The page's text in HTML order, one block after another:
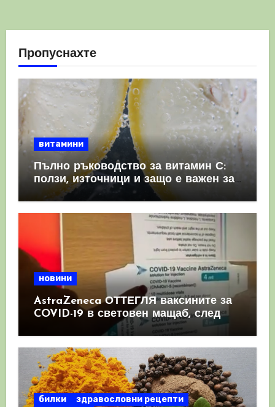
Пропуснахте
витамини
Пълно ръководство за витамин С:
ползи, източници и защо е важен за
имунната система
новини
AstraZeneca ОТТЕГЛЯ ваксините за
COVID-19 в световен мащаб, след
като призна, че те причиняват
билки
здравословни рецепти